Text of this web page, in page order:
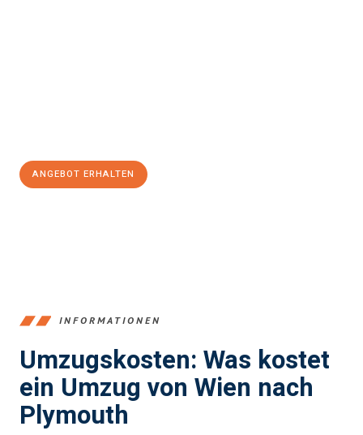
ANGEBOT ERHALTEN
INFORMATIONEN
Umzugskosten: Was kostet
ein Umzug von Wien nach
Plymouth